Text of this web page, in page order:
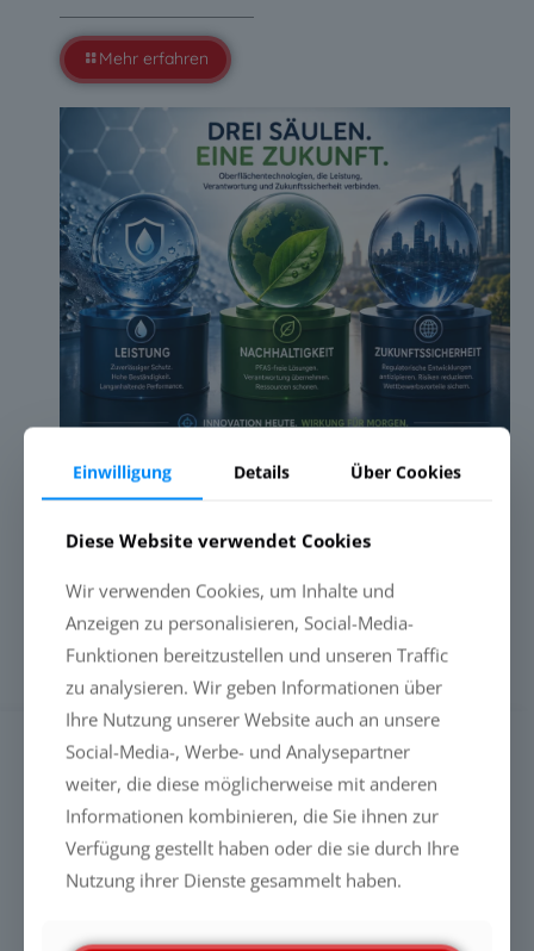
Mehr erfahren
PFAS-FREIE LIQUID GLASS-
ZUKUNFT DURCH LEISTUNG
ENTSCHIEDEN WIRD
Mehr erfahren
SUCHE
Einwilligung Details Über Cookies
Diese Website verwendet Cookies
Wir verwenden Cookies, um Inhalte und
Anzeigen zu personalisieren, Social-Media-
Funktionen bereitzustellen und unseren Traffic
zu analysieren. Wir geben Informationen über
Ihre Nutzung unserer Website auch an unsere
Social-Media-, Werbe- und Analysepartner
weiter, die diese möglicherweise mit anderen
Informationen kombinieren, die Sie ihnen zur
Verfügung gestellt haben oder die sie durch Ihre
Nutzung ihrer Dienste gesammelt haben.